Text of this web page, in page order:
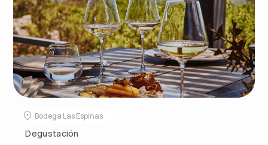
Bodega Las Espinas
Degustación